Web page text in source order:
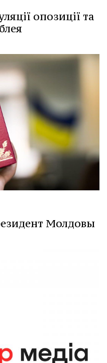
опозиції та
Молдовы